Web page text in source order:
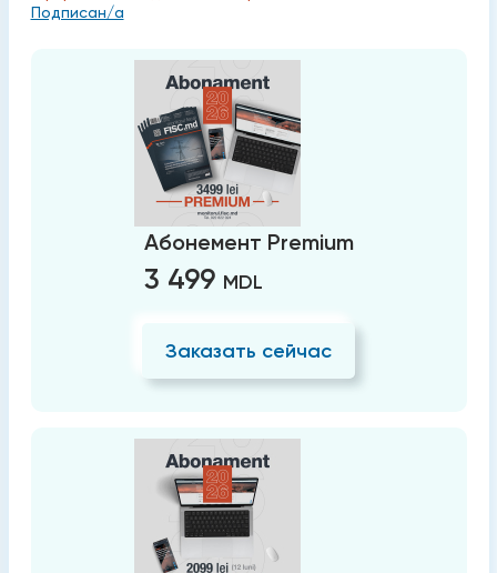
Подписан/а
Абонемент Premium
3 499 MDL
Заказать сейчас